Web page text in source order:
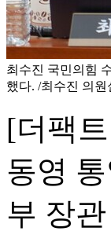
최수진 국민의힘
했다. /최수진 의원
[더팩
동영
부 장